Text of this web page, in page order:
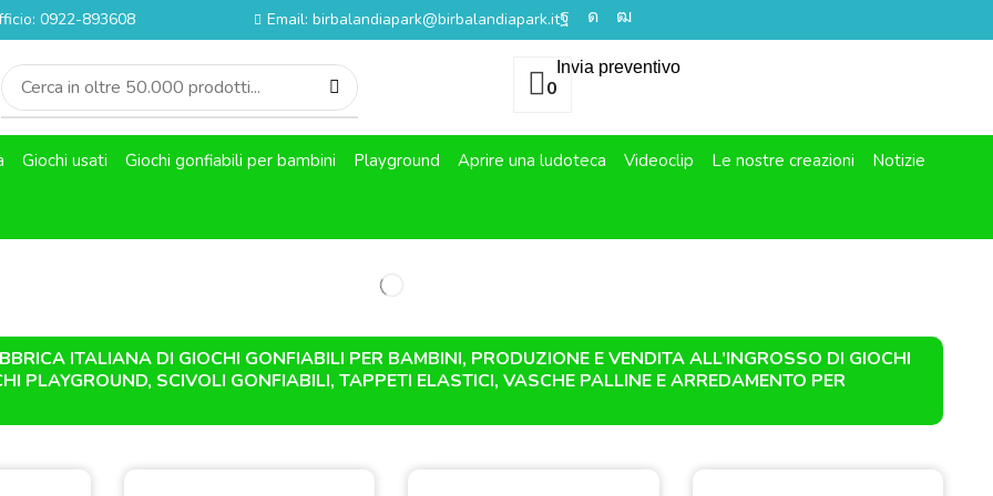
0922-893608 Email: birbalandiapark@birbalandiapark.it
0
Invia preventivo
Giochi usati Giochi gonfiabili per bambini Playground Aprire una ludoteca Videoclip Le nostre creazioni Notizie
ITALIANA DI GIOCHI GONFIABILI PER BAMBINI, PRODUZIONE E VENDITA ALL’INGROSSO DI GIOCHI
PLAYGROUND, SCIVOLI GONFIABILI, TAPPETI ELASTICI, VASCHE PALLINE E ARREDAMENTO PER